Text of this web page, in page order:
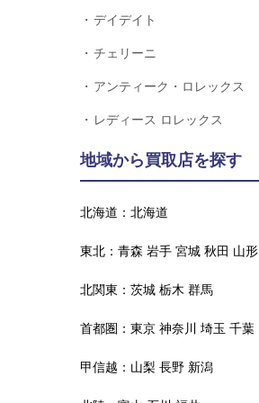
デイデイト
チェリーニ
アンティーク・ロレックス
レディース ロレックス
地域から買取店を探す
北海道： 北海道
東北： 青森 岩手 宮城 秋田 山形
北関東： 茨城 栃木 群馬
首都圏： 東京 神奈川 埼玉 千葉
甲信越： 山梨 長野 新潟